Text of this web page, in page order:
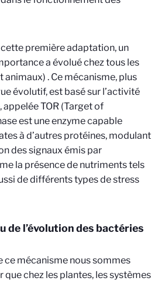
première adaptation, un
a évolué chez tous les
. Ce mécanisme, plus
évolutif, est basé sur l’activité
appelée TOR (Target of
est une enzyme capable
à d’autres protéines, modulant
des signaux émis par
la présence de nutriments tels
de différents types de stress
de l’évolution des bactéries
ce mécanisme nous sommes
chez les plantes, les systèmes